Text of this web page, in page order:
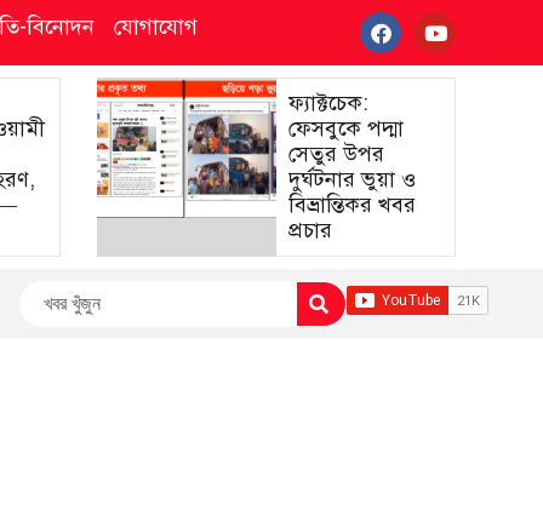
বিনোদন যোগাযোগ
ফ্যাক্টচেক:
ফেসবুকে পদ্মা
সেতুর উপর
দুর্ঘটনার ভুয়া ও
বিভ্রান্তিকর খবর
প্রচার